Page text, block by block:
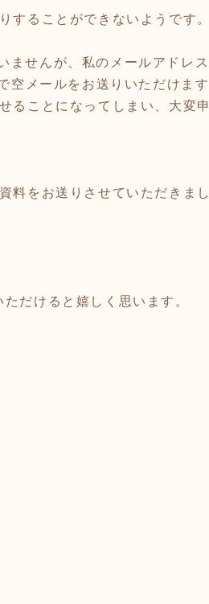
することができないようです。
せんが、私のメールアドレス
メールをお送りいただけます
ることになってしまい、大変申
料をお送りさせていただきまし
だけると嬉しく思います。